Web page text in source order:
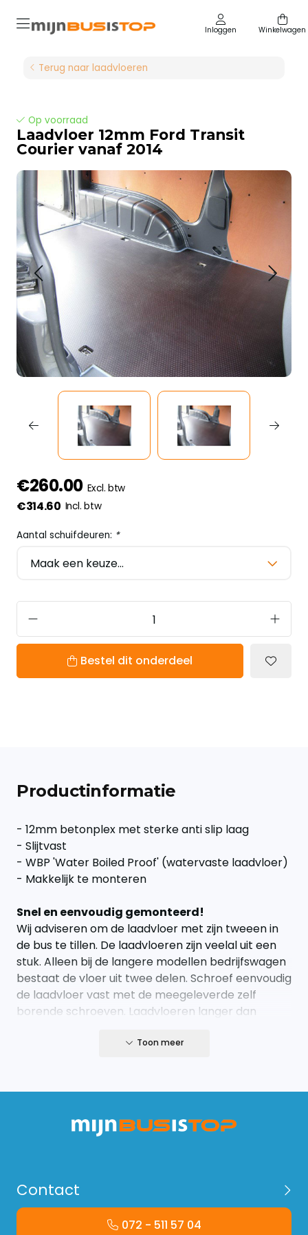
Inloggen Winkelwagen
Terug naar laadvloeren
Op voorraad
Laadvloer 12mm Ford Transit
Courier vanaf 2014
€260.00 Excl. btw
€314.60 Incl. btw
Aantal schuifdeuren: *
Bestel dit onderdeel
Productinformatie
- 12mm betonplex met sterke anti slip laag
- Slijtvast
- WBP 'Water Boiled Proof' (watervaste laadvloer)
- Makkelijk te monteren
Snel en eenvoudig gemonteerd!
Wij adviseren om de laadvloer met zijn tweeen in
de bus te tillen. De laadvloeren zijn veelal uit een
stuk. Alleen bij de langere modellen bedrijfswagen
bestaat de vloer uit twee delen. Schroef eenvoudig
de laadvloer vast met de meegeleverde zelf
borende schroeven. Laadvloeren langer dan
woensdag en donderdag. Bestellingen op de
woensdag of donderdag.
Toon meer
Contact
072 - 511 57 04